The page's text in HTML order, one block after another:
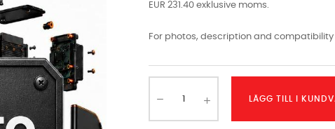
EUR 231.40 exklusive moms.
For photos, description and
LÄGG TILL I